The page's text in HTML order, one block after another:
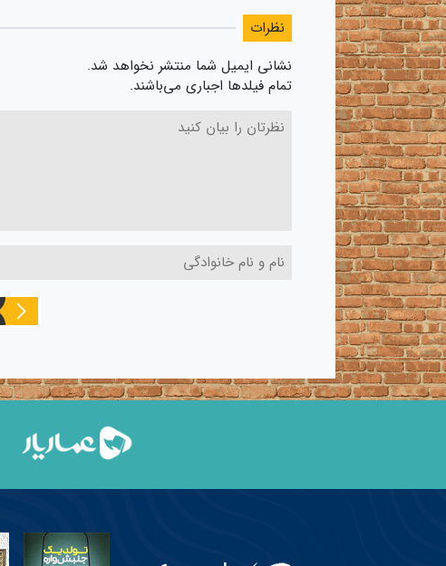
نظرات
نشانی ایمیل شما منتشر نخواهد شد.
تمام فیلدها اجباری می‌باشند.